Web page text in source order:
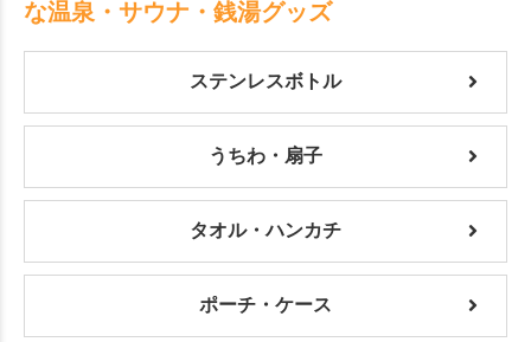
な温泉・サウナ・銭湯グッズ
ステンレスボトル
うちわ・扇子
タオル・ハンカチ
ポーチ・ケース